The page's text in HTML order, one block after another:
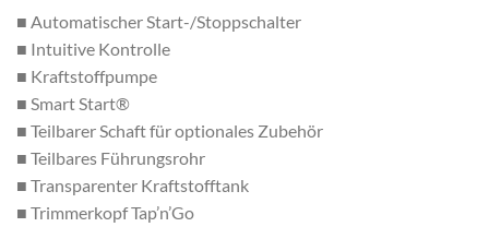
■ Automatischer Start-/Stoppschalter
■ Intuitive Kontrolle
■ Kraftstoffpumpe
■ Smart Start®
■ Teilbarer Schaft für optionales Zubehör
■ Teilbares Führungsrohr
■ Transparenter Kraftstofftank
■ Trimmerkopf Tap’n’Go